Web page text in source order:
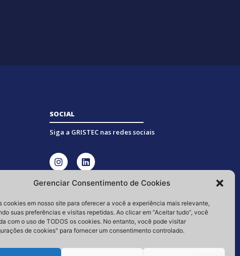
Gerenciar Consentimento de Cookies
cookies em nosso site para oferecer a você a experiência mais relevante,
suas preferências e visitas repetidas. Ao clicar em “Aceitar tudo”, você
com o uso de TODOS os cookies. No entanto, você pode visitar
de cookies" para fornecer um consentimento controlado.
SOCIAL
Siga a GRISTEC nas redes sociais